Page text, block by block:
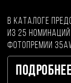
В каталоге
из 25
фотопремии